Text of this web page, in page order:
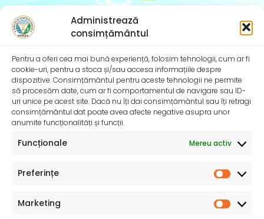
Administrează
consimțământul
Pentru a oferi cea mai bună experiență, folosim tehnologii, cum ar fi
cookie-uri, pentru a stoca și/sau accesa informațiile despre
dispozitive. Consimțământul pentru aceste tehnologii ne permite
să procesăm date, cum ar fi comportamentul de navigare sau ID-
uri unice pe acest site. Dacă nu îți dai consimțământul sau îți retragi
consimțământul dat poate avea afecte negative asupra unor
anumite funcționalități și funcții.
Funcționale Mereu activ
Preferințe
Marketing
SERVICII PUBLICE AVANTAJOASE
publice în condiții avantajoase.